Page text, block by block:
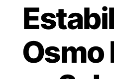
Osmo